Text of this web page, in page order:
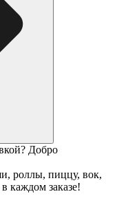
Добро
роллы, пиццу, вок,
каждом заказе!